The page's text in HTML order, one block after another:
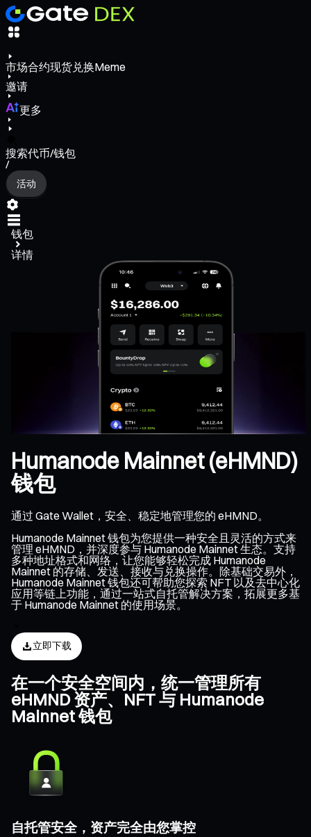
市场合约现货兑换Meme
邀请
更多
搜索代币/钱包
/
活动
钱包
详情
Humanode Mainnet (eHMND)
钱包
通过 Gate Wallet，安全、稳定地管理您的 eHMND。
Humanode Mainnet 钱包为您提供一种安全且灵活的方式来
管理 eHMND，并深度参与 Humanode Mainnet 生态。支持
多种地址格式和网络，让您能够轻松完成 Humanode
Mainnet 的存储、发送、接收与兑换操作。除基础交易外，
Humanode Mainnet 钱包还可帮助您探索 NFT 以及去中心化
应用等链上功能，通过一站式自托管解决方案，拓展更多基
于 Humanode Mainnet 的使用场景。
立即下载
在一个安全空间内，统一管理所有
eHMND 资产、NFT 与 Humanode
Mainnet 钱包
自托管安全，资产完全由您掌控